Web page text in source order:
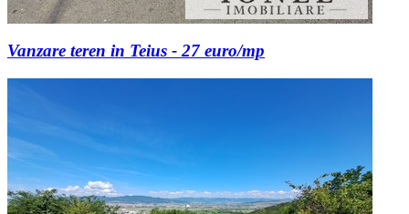
Vanzare teren in Teius - 27 euro/mp